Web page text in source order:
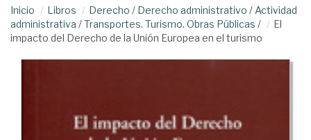
Inicio Libros Derecho / Derecho administrativo / Actividad
administrativa /Transportes. Turismo. Obras Públicas /
El
impacto del Derecho de la Unión Europea en el turismo